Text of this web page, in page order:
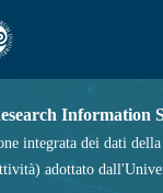
Information
integrata dei dati
adottato